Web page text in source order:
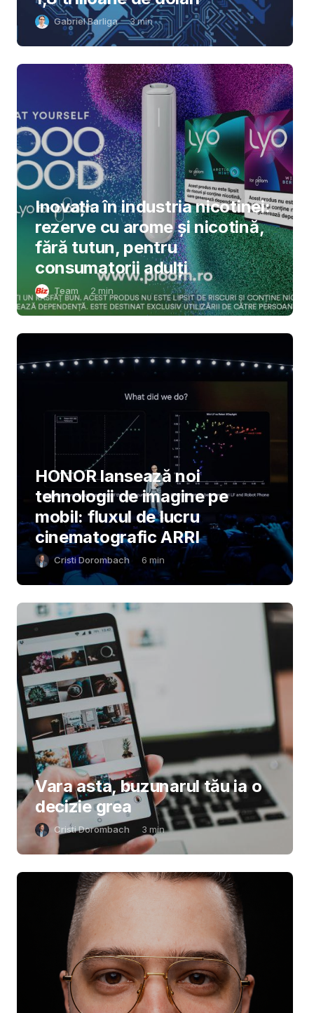
Gabriel Barliga 3min
Inovația în industria nicotinei:
rezerve cu arome și nicotină,
fără tutun, pentru
consumatorii adulți
Team 2 min
HONOR lansează noi
tehnologii de imagine pe
mobil: fluxul de lucru
cinematografic ARRI
Cristi Dorombach 6 min
Vara asta, buzunarul tău ia o
decizie grea
Cristi Dorombach 3 min